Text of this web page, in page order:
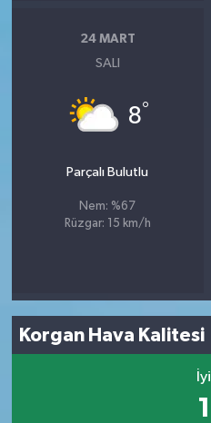
24 MART
SALI
8°
Parçalı Bulutlu
Nem: %67
Rüzgar: 15 km/h
Korgan Hava Kalitesi
İyi
1